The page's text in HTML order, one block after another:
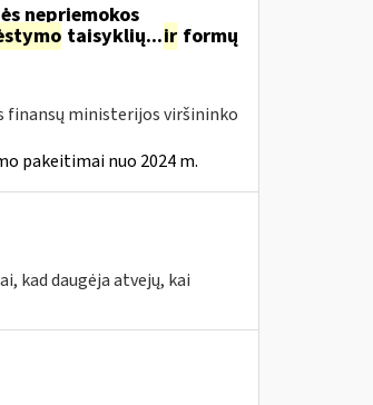
nepriemokos
taisyklių...irformų
finansų ministerijos viršininko
pakeitimai nuo 2024 m.
kad daugėja atvejų, kai